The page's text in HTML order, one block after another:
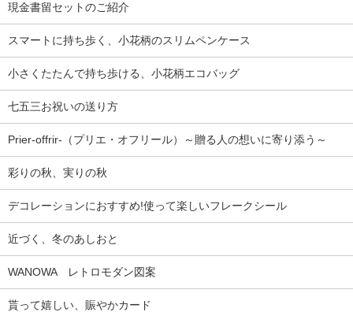
現金書留セットのご紹介
スマートに持ち歩く、小花柄のスリムペンケース
小さくたたんで持ち歩ける、小花柄エコバッグ
七五三お祝いの送り方
Prier-offrir-（プリエ・オフリール）～贈る人の想いに寄り添う～
彩りの秋、実りの秋
デコレーションにおすすめ!使って楽しいフレークシール
近づく、冬のあしおと
WANOWA レトロモダン図案
貰って嬉しい、賑やかカード